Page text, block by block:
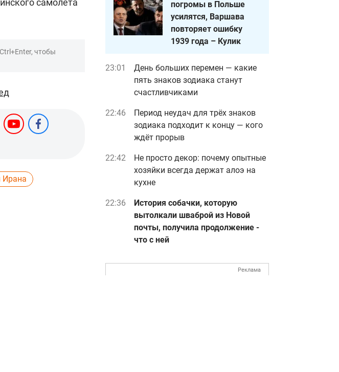
самолета
чтобы
Ирана
погромы в Польше
усилятся, Варшава
повторяет ошибку
1939 года – Кулик
23:01
День больших перемен — какие
пять знаков зодиака станут
счастливчиками
22:46
Период неудач для трёх знаков
зодиака подходит к концу — кого
ждёт прорыв
22:42
Не просто декор: почему опытные
хозяйки всегда держат алоэ на
кухне
22:36
История собачки, которую
вытолкали шваброй из Новой
почты, получила продолжение -
что с ней
Реклама